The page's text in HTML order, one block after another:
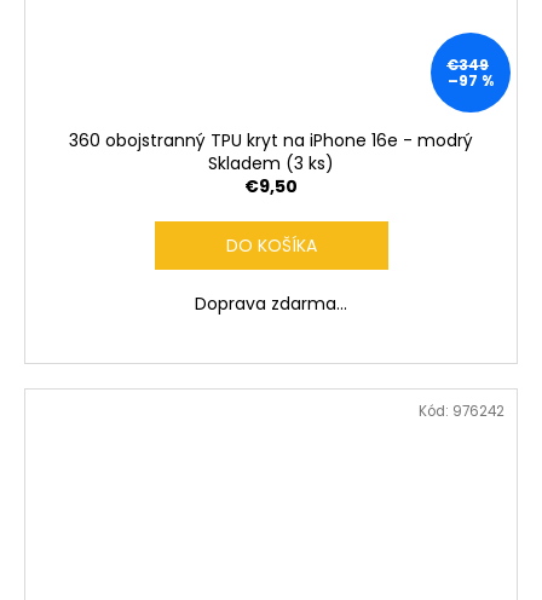
€349
–97 %
360 obojstranný TPU kryt na iPhone 16e - modrý
Skladem (3 ks)
€9,50
DO KOŠÍKA
Doprava zdarma...
Kód: 976242